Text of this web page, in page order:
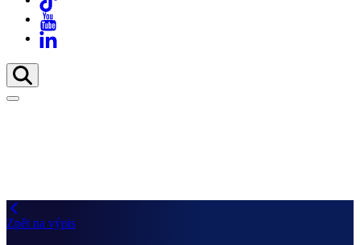
Zpět na výpis